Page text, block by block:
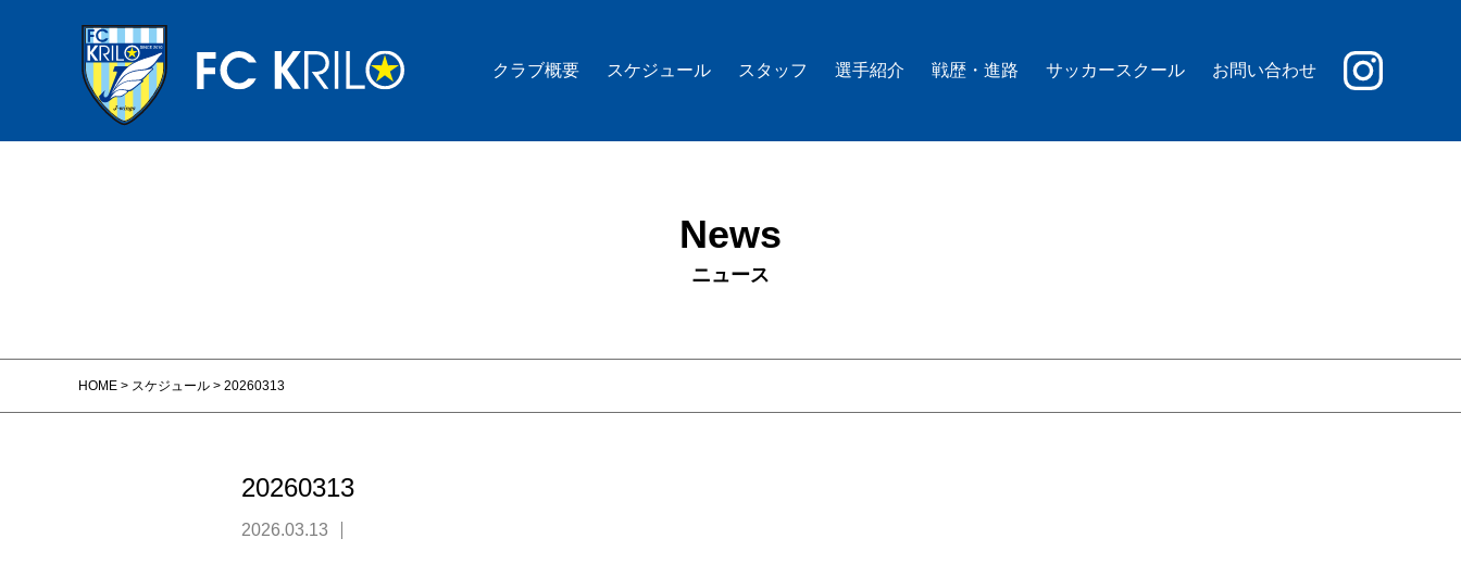
クラブ概要 スケジュール スタッフ 選手紹介 戦歴・進路 サッカースクール お問い合わせ
News
ニュース
HOME > スケジュール > 20260313
20260313
2026.03.13